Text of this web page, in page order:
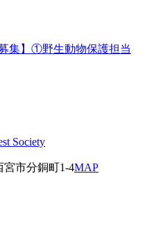
募集】①野生動物保護担当
宮市分銅町1-4MAP